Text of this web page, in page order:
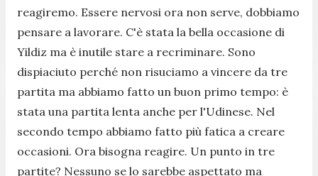
reagiremo. Essere nervosi ora non serve, dobbiamo
pensare a lavorare. C'è stata la bella occasione di
Yildiz ma è inutile stare a recriminare. Sono
dispiaciuto perché non risuciamo a vincere da tre
partita ma abbiamo fatto un buon primo tempo: è
stata una partita lenta anche per l'Udinese. Nel
secondo tempo abbiamo fatto più fatica a creare
occasioni. Ora bisogna reagire. Un punto in tre
partite? Nessuno se lo sarebbe aspettato ma